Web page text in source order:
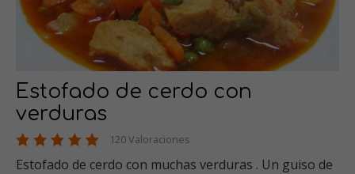
Estofado de cerdo con
verduras
120 Valoraciones
Estofado de cerdo con muchas verduras . Un guiso de